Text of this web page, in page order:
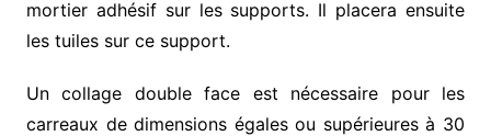
mortier adhésif sur les supports. Il placera ensuite
les tuiles sur ce support.
Un collage double face est nécessaire pour les
carreaux de dimensions égales ou supérieures à 30